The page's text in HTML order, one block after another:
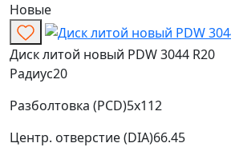
Новые
Диск литой новый PDW 3044 R20
Радиус20
Разболтовка (PCD)5x112
Центр. отверстие (DIA)66.45